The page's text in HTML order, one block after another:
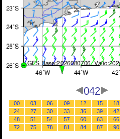
042
00 03 06 09 12 15 18
24
27 30 33 36 39 42
48
51 54 57 60 63 66
72
75 78 81 84 87 90